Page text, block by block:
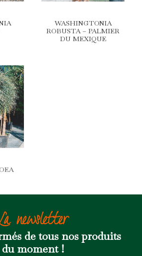
WASHINGTONIA
ROBUSTA – PALMIER
DU MEXIQUE
newsletter
de tous nos produits
du moment !